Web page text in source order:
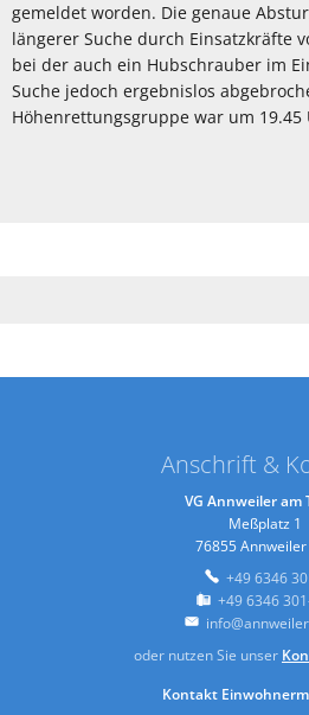
gemeldet worden. Die genaue
längerer Suche durch Einsatzkräfte
bei der auch ein Hubschrauber im
Suche jedoch ergebnislos
Höhenrettungsgruppe war um 19.45
Anschrift &
VG Annweiler am
Meßplatz 1
76855Annweiler
+49 6346
+49 6346
oder nutzen Sie unser
Kontakt